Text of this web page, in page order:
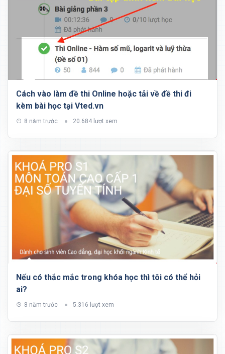
Cách vào làm đề thi Online hoặc tải về đề thi đi
kèm bài học tại Vted.vn
8 năm trước 20.684 lượt xem
Nếu có thắc mắc trong khóa học thì tôi có thể hỏi
ai?
8 năm trước 5.316 lượt xem